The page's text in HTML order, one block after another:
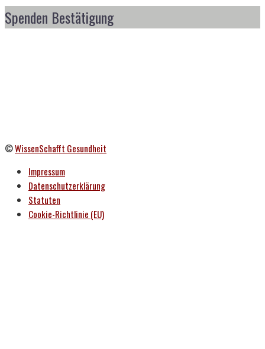
Spenden Bestätigung
©WissenSchafft Gesundheit
Impressum
Datenschutzerklärung
Statuten
Cookie-Richtlinie (EU)